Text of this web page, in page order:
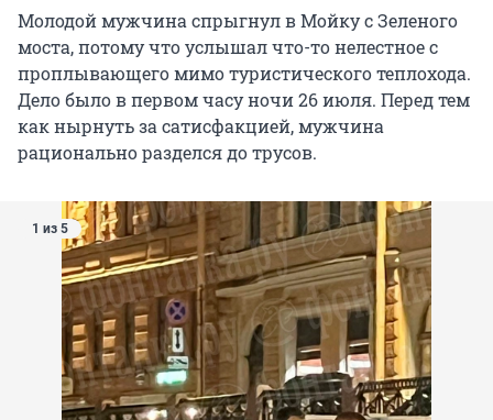
Молодой мужчина спрыгнул в Мойку с Зеленого
моста, потому что услышал что-то нелестное с
проплывающего мимо туристического теплохода.
Дело было в первом часу ночи 26 июля. Перед тем
как нырнуть за сатисфакцией, мужчина
рационально разделся до трусов.
1 из 5